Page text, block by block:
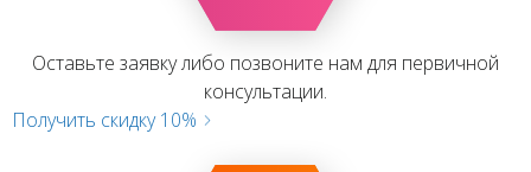
Оставьте заявку либо позвоните нам для первичной
консультации.
Получить скидку 10%